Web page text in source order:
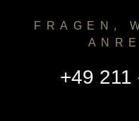
FRAGEN,
+49 211